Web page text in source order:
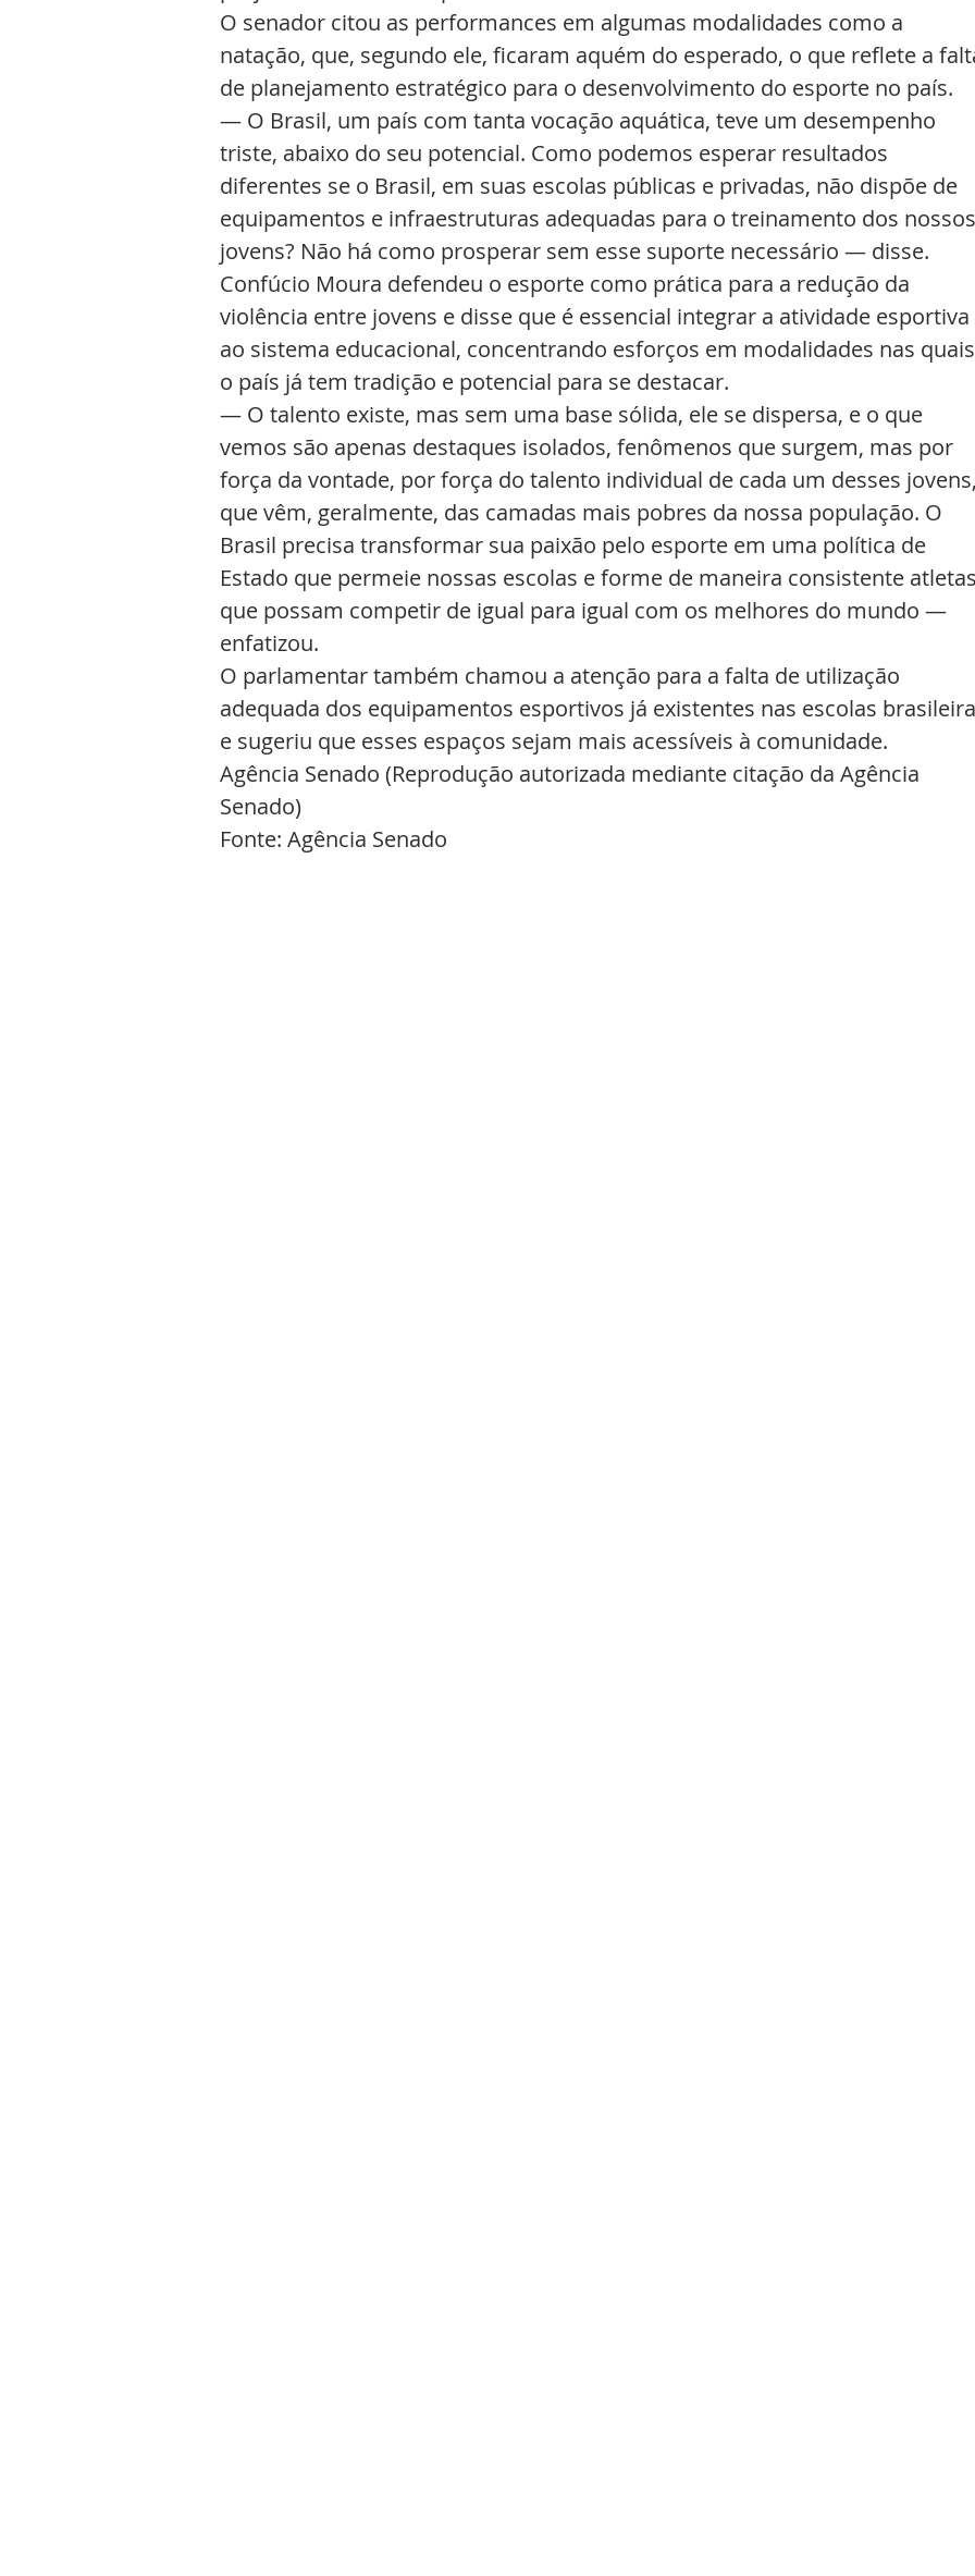
O senador citou as performances em algumas modalidades como a
natação, que, segundo ele, ficaram aquém do esperado, o que reflete a
de planejamento estratégico para o desenvolvimento do esporte no país.
— O Brasil, um país com tanta vocação aquática, teve um desempenho
triste, abaixo do seu potencial. Como podemos esperar resultados
diferentes se o Brasil, em suas escolas públicas e privadas, não dispõe de
equipamentos e infraestruturas adequadas para o treinamento dos
jovens? Não há como prosperar sem esse suporte necessário — disse.
Confúcio Moura defendeu o esporte como prática para a redução da
violência entre jovens e disse que é essencial integrar a atividade esportiva
ao sistema educacional, concentrando esforços em modalidades nas
o país já tem tradição e potencial para se destacar.
— O talento existe, mas sem uma base sólida, ele se dispersa, e o que
vemos são apenas destaques isolados, fenômenos que surgem, mas por
força da vontade, por força do talento individual de cada um desses
que vêm, geralmente, das camadas mais pobres da nossa população. O
Brasil precisa transformar sua paixão pelo esporte em uma política de
Estado que permeie nossas escolas e forme de maneira consistente
que possam competir de igual para igual com os melhores do mundo —
enfatizou.
O parlamentar também chamou a atenção para a falta de utilização
adequada dos equipamentos esportivos já existentes nas escolas
e sugeriu que esses espaços sejam mais acessíveis à comunidade.
Agência Senado (Reprodução autorizada mediante citação da Agência
Senado)
Fonte: Agência Senado